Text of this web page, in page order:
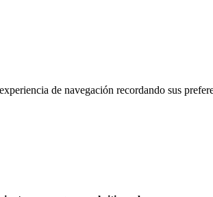
de navegación recordando sus